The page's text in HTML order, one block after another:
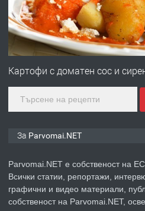
ПРЕДЛАГА
Първи
ПРЕДЛАГА Уроци по
Картофи с доматен сос и
За Parvomai.NET
Parvomai.NET е собственост
Всички статии, репортажи,
графични и видео материали,
собственост на Parvomai.NET,